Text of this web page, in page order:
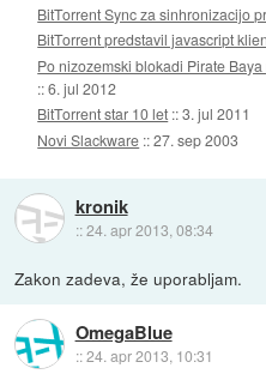
BitTorrent Sync za sinhronizacijo
BitTorrent predstavil javascript
Po nizozemski blokadi Pirate
::6. jul 2012
BitTorrent star 10 let ::3. jul 2011
Novi Slackware ::27. sep 2003
kronik
::24. apr 2013, 08:34
Zakon zadeva, že uporabljam.
OmegaBlue
::24. apr 2013, 10:31